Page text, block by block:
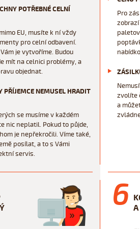
POTŘEBNÉ CELNÍ
EU, musíte k ní vždy
pro celní odbavení.
je vytvoříme. Budou
mít na celnici problémy, a
objednat.
PŘÍJEMCE NEMUSEL HRADIT
se musíme v každém
nic neplatil. Pokud to půjde,
je nepřekročili. Víme také,
posílat, a to s Vámi
servis.
Pro
zvolíte
a
6